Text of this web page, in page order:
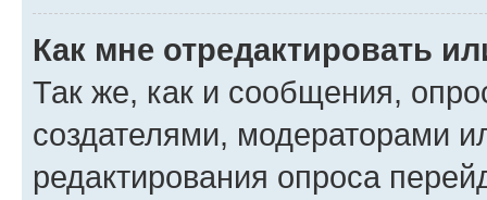
Как мне отредактировать
Так же, как и сообщения,
создателями, модераторами
редактирования опроса